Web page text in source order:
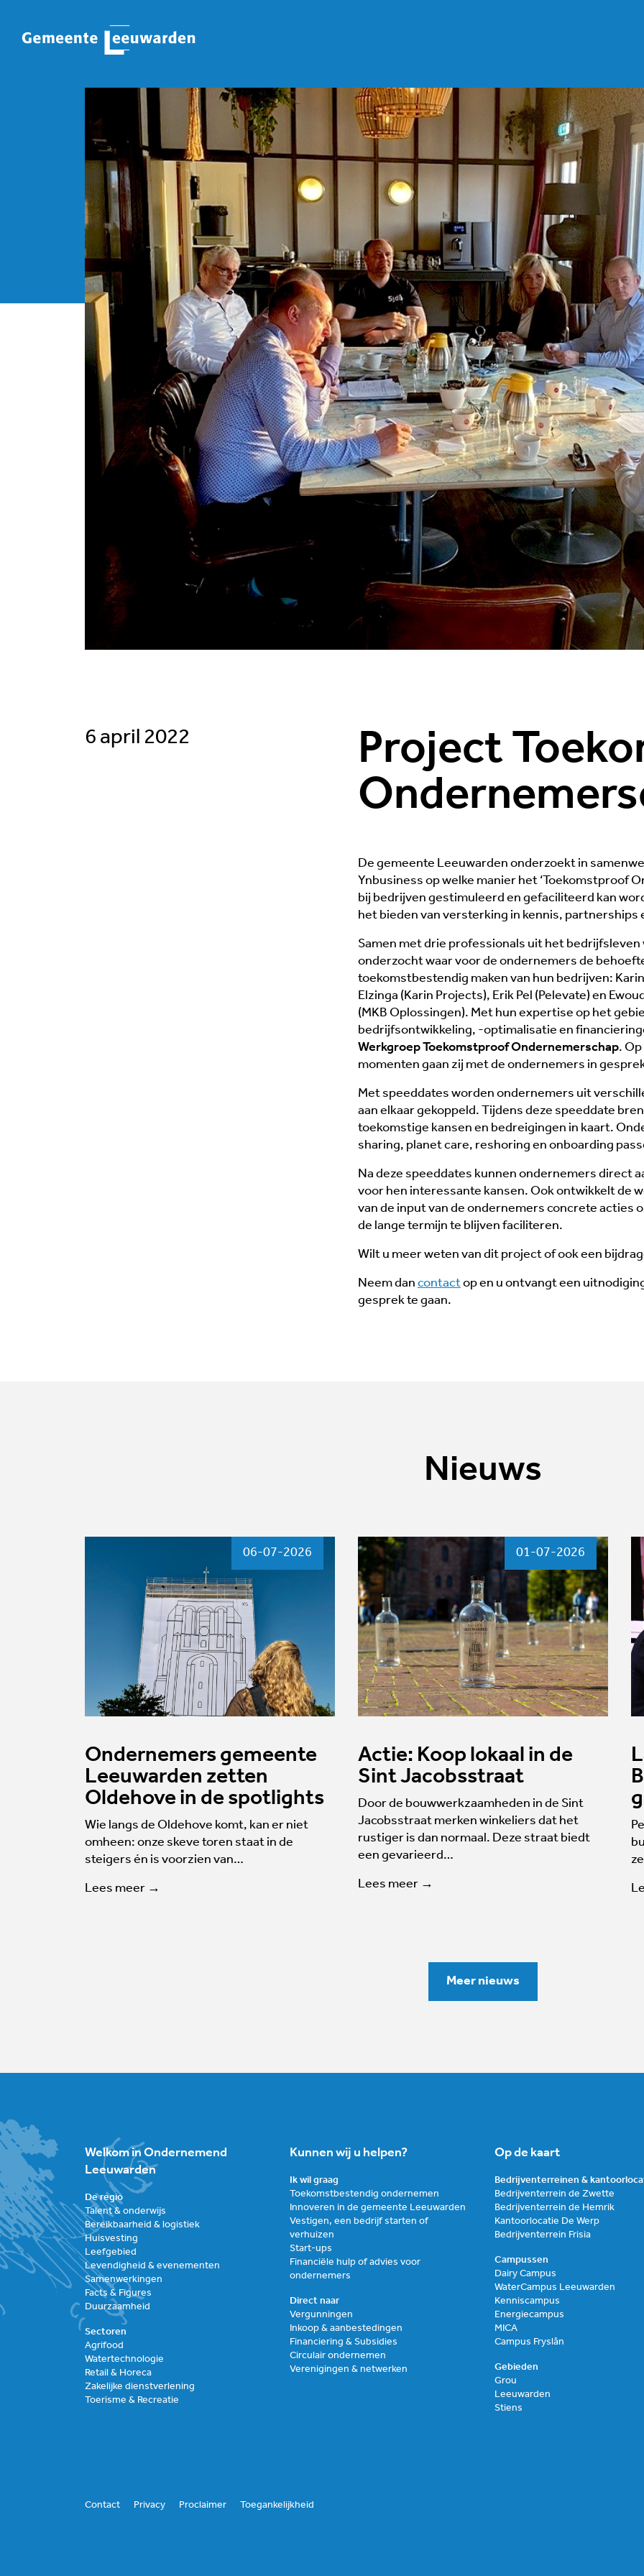
6 april 2022
Project
De gemeente Leeuwarden onderzoekt in
Ynbusiness op welke manier het ‘Toekomstproof
bij bedrijven gestimuleerd en gefaciliteerd kan
het bieden van versterking in kennis, partnerships
Samen met drie professionals uit het
onderzocht waar voor de ondernemers de
toekomstbestendig maken van hun bedrijven:
Elzinga (Karin Projects), Erik Pel (Pelevate) en
(MKB Oplossingen). Met hun expertise op het
bedrijfsontwikkeling, -optimalisatie en
Werkgroep Toekomstproof Ondernemerschap.
momenten gaan zij met de ondernemers in
Met speeddates worden ondernemers uit
aan elkaar gekoppeld. Tijdens deze speeddate
toekomstige kansen en bedreigingen in kaart.
sharing, planet care, reshoring en onboarding
Na deze speeddates kunnen ondernemers direct
voor hen interessante kansen. Ook ontwikkelt de
van de input van de ondernemers concrete acties
de lange termijn te blijven faciliteren.
Wilt u meer weten van dit project of ook een
Neem dan contactop en u ontvangt een
gesprek te gaan.
Nieuws
06-07-2026
Ondernemers gemeente
Leeuwarden zetten
Oldehove in de spotlights
Wie langs de Oldehove komt, kan er niet
omheen: onze skeve toren staat in de
steigers én is voorzien van…
Lees meer →
01-07-2026
Actie: Koop lokaal in de
Sint Jacobsstraat
Door de bouwwerkzaamheden in de Sint
Jacobsstraat merken winkeliers dat het
rustiger is dan normaal. Deze straat biedt
een gevarieerd…
Lees meer →
Meer nieuws
Welkom in Ondernemend
Leeuwarden
De regio
Talent & onderwijs
Bereikbaarheid & logistiek
Huisvesting
Leefgebied
Levendigheid & evenementen
Samenwerkingen
Facts & Figures
Duurzaamheid
Sectoren
Agrifood
Watertechnologie
Retail & Horeca
Zakelijke dienstverlening
Toerisme & Recreatie
Kunnen wij u helpen?
Ik wil graag
Toekomstbestendig ondernemen
Innoveren in de gemeente Leeuwarden
Vestigen, een bedrijf starten of
verhuizen
Start-ups
Financiële hulp of advies voor
ondernemers
Direct naar
Vergunningen
Inkoop & aanbestedingen
Financiering & Subsidies
Circulair ondernemen
Verenigingen & netwerken
Op de kaart
Bedrijventerreinen &
Bedrijventerrein de Zwette
Bedrijventerrein de Hemrik
Kantoorlocatie De Werp
Bedrijventerrein Frisia
Campussen
Dairy Campus
WaterCampus Leeuwarden
Kenniscampus
Energiecampus
MICA
Campus Fryslân
Gebieden
Grou
Leeuwarden
Stiens
Contact Privacy Proclaimer Toegankelijkheid